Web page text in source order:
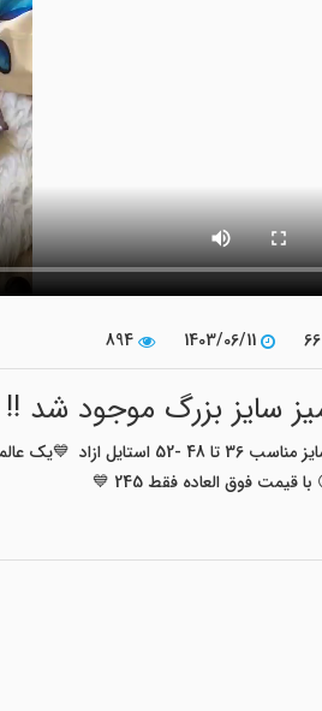
66
1403/06/11
894
سایز بزرگ موجود شد !!
فری سایز مناسب 36 تا 48
قیمت فوق العاده فقط 245 💙